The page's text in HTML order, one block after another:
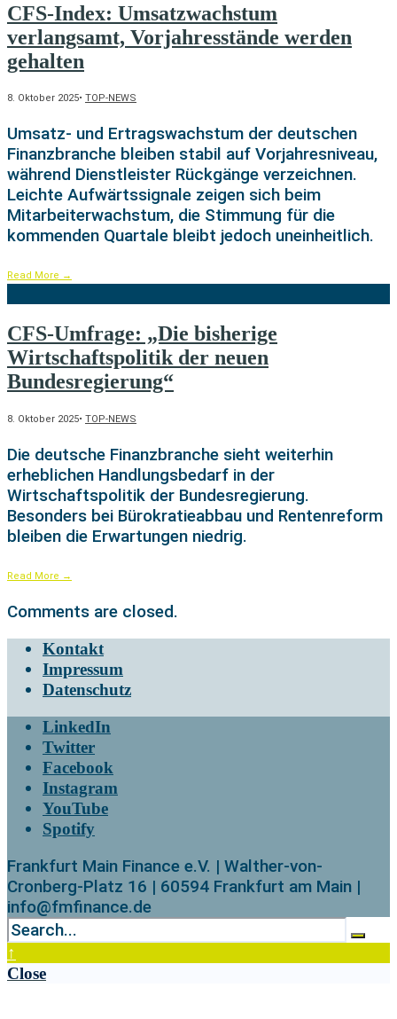
CFS-Index: Umsatzwachstum
verlangsamt, Vorjahresstände werden
gehalten
8. Oktober 2025• TOP-NEWS
Umsatz- und Ertragswachstum der deutschen
Finanzbranche bleiben stabil auf Vorjahresniveau,
während Dienstleister Rückgänge verzeichnen.
Leichte Aufwärtssignale zeigen sich beim
Mitarbeiterwachstum, die Stimmung für die
kommenden Quartale bleibt jedoch uneinheitlich.
Read More →
CFS-Umfrage: „Die bisherige
Wirtschaftspolitik der neuen
Bundesregierung“
8. Oktober 2025• TOP-NEWS
Die deutsche Finanzbranche sieht weiterhin
erheblichen Handlungsbedarf in der
Wirtschaftspolitik der Bundesregierung.
Besonders bei Bürokratieabbau und Rentenreform
bleiben die Erwartungen niedrig.
Read More →
Comments are closed.
Kontakt
Impressum
Datenschutz
LinkedIn
Twitter
Facebook
Instagram
YouTube
Spotify
Frankfurt Main Finance e.V. | Walther-von-
Cronberg-Platz 16 | 60594 Frankfurt am Main |
info@fmfinance.de
↑
Close